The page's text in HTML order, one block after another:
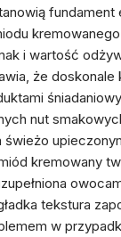
i wartość
że doskonale
nut
świeżo
kremowany
tekstura
w